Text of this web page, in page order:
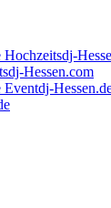
Hessen.com